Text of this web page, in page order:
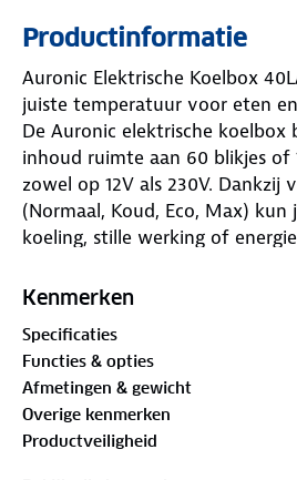
Productinformatie
Auronic Elektrische Koelbox
juiste temperatuur voor eten
De Auronic elektrische
inhoud ruimte aan 60 blikjes of
zowel op 12V als 230V. Dankzij
(Normaal, Koud, Eco, Max) kun
koeling, stille werking of
onderweg; dankzij handvat en
altijd willen genieten van
warme maaltijden, ongeacht de
Waarom kiezen voor Auronic?
Voor actieve gezinnen en
flexibiliteit en comfort zoeken
Kenmerken
Specificaties
Functies & opties
Afmetingen & gewicht
Overige kenmerken
Productveiligheid